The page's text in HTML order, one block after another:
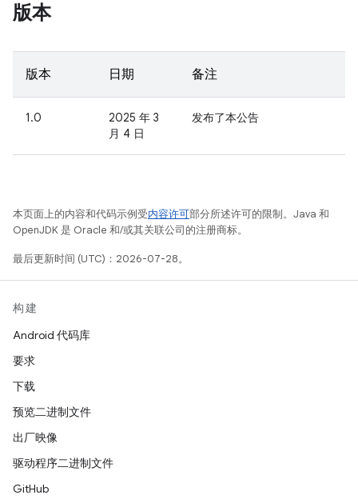
版本
版本 日期 备注
1.0
2025 年 3
月 4 日
发布了本公告
本页面上的内容和代码示例受内容许可部分所述许可的限制。Java 和
OpenJDK 是 Oracle 和/或其关联公司的注册商标。
最后更新时间 (UTC)：2026-07-28。
构建
Android 代码库
要求
下载
预览二进制文件
出厂映像
驱动程序二进制文件
GitHub